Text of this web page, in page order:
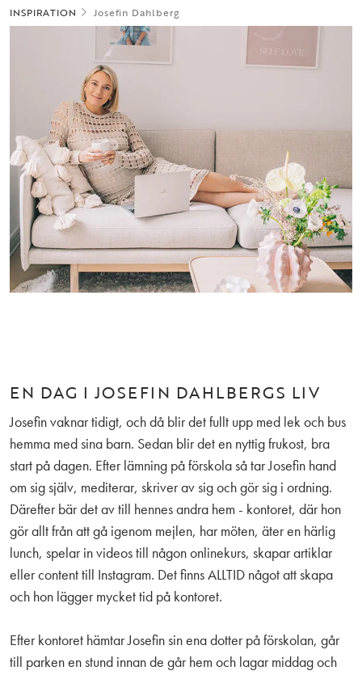
INSPIRATION Josefin Dahlberg
EN DAG I JOSEFIN DAHLBERGS LIV
Josefin vaknar tidigt, och då blir det fullt upp med lek och bus
hemma med sina barn. Sedan blir det en nyttig frukost, bra
start på dagen. Efter lämning på förskola så tar Josefin hand
om sig själv, mediterar, skriver av sig och gör sig i ordning.
Därefter bär det av till hennes andra hem - kontoret, där hon
gör allt från att gå igenom mejlen, har möten, äter en härlig
lunch, spelar in videos till någon onlinekurs, skapar artiklar
eller content till Instagram. Det finns ALLTID något att skapa
och hon lägger mycket tid på kontoret.
Efter kontoret hämtar Josefin sin ena dotter på förskolan, går
till parken en stund innan de går hem och lagar middag och